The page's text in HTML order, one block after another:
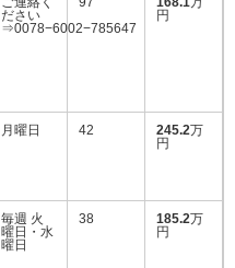
ださい
⇒0078−6002−785647
円
月曜日 42 245.2万
円
毎週 火
曜日・水
曜日
38 185.2万
円